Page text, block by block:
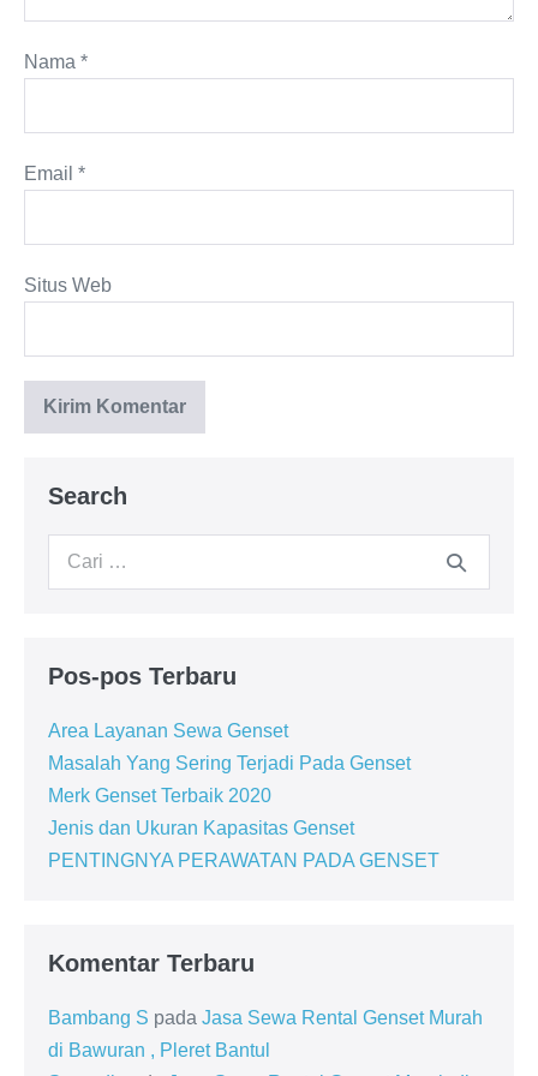
Nama *
Email *
Situs Web
Search
Pos-pos Terbaru
Area Layanan Sewa Genset
Masalah Yang Sering Terjadi Pada Genset
Merk Genset Terbaik 2020
Jenis dan Ukuran Kapasitas Genset
PENTINGNYA PERAWATAN PADA GENSET
Komentar Terbaru
Bambang S pada Jasa Sewa Rental Genset Murah
di Bawuran , Pleret Bantul